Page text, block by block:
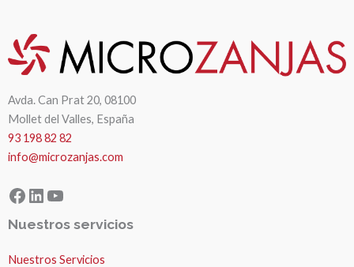
Avda. Can Prat 20, 08100
Mollet del Valles, España
93 198 82 82
info@microzanjas.com
Facebook
LinkedIn
YouTube
Nuestros servicios
Nuestros Servicios